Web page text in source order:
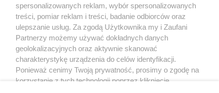
O nas
Informacje prawne
spersonalizowanych reklam, wybór spersonalizowanych
treści, pomiar reklam i treści, badanie odbiorców oraz
ulepszanie usług. Za zgodą Użytkownika my i Zaufani
Partnerzy możemy używać dokładnych danych
geolokalizacyjnych oraz aktywnie skanować
charakterystykę urządzenia do celów identyfikacji.
Ponieważ cenimy Twoją prywatność, prosimy o zgodę na
korzystanie z tych technologii poprzez kliknięcie